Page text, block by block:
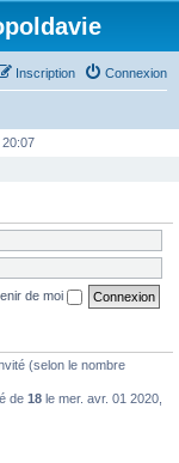
Connexion
Inscription
de moi
(selon le nombre
de 18 le mer. avr. 01 2020,